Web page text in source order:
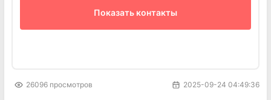
Показать контакты
26096 просмотров 2025-09-24 04:49:36